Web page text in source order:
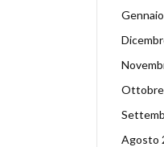
Agosto